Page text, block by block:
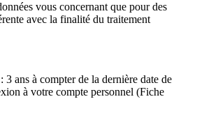
vous concernant que pour des
avec la finalité du traitement
ans à compter de la dernière date de
à votre compte personnel (Fiche